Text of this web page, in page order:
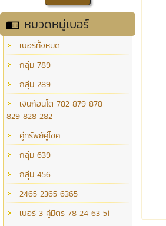
หมวดหมู่เบอร์
เบอร์ทั้งหมด
กลุ่ม 789
กลุ่ม 289
เงินก้อนโต 782 879 878
829 828 282
คู่ทรัพย์คู่โชค
กลุ่ม 639
กลุ่ม 456
2465 2365 6365
เบอร์ 3 คู่มิตร 78 24 63 51